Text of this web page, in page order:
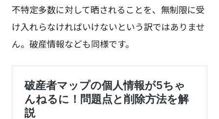
不特定多数に対して晒されることを、無制限に受
け入れらなければいけないという訳ではありませ
ん。破産情報なども同様です。